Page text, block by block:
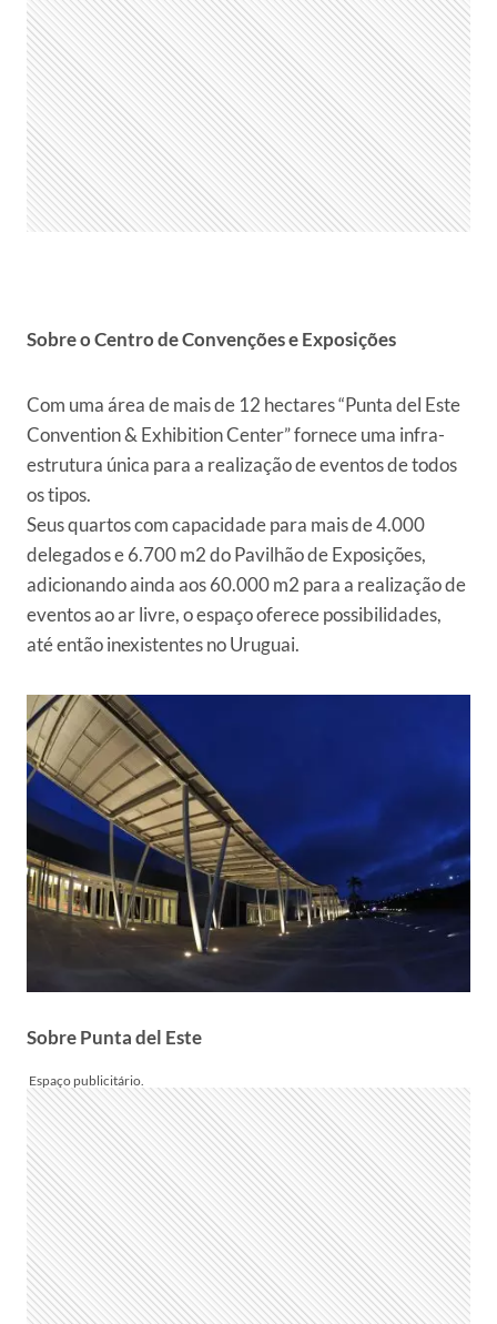
Sobre o Centro de Convenções e Exposições
Com uma área de mais de 12 hectares “Punta del Este
Convention & Exhibition Center” fornece uma infra-
estrutura única para a realização de eventos de todos
os tipos.
Seus quartos com capacidade para mais de 4.000
delegados e 6.700 m2 do Pavilhão de Exposições,
adicionando ainda aos 60.000 m2 para a realização de
eventos ao ar livre, o espaço oferece possibilidades,
até então inexistentes no Uruguai.
Sobre Punta del Este